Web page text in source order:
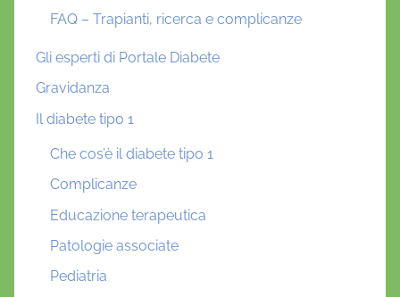
FAQ – Trapianti, ricerca e complicanze
Gli esperti di Portale Diabete
Gravidanza
Il diabete tipo 1
Che cos’è il diabete tipo 1
Complicanze
Educazione terapeutica
Patologie associate
Pediatria